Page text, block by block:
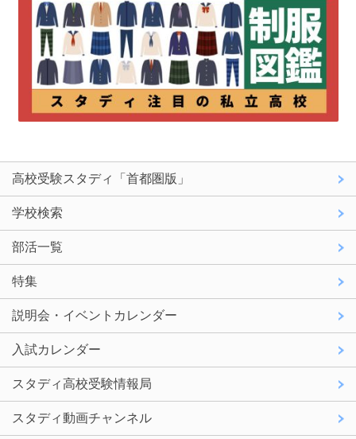
高校受験スタディ「首都圏版」
学校検索
部活一覧
特集
説明会・イベントカレンダー
入試カレンダー
スタディ高校受験情報局
スタディ動画チャンネル